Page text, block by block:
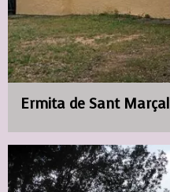
Ermita de Sant Marçal